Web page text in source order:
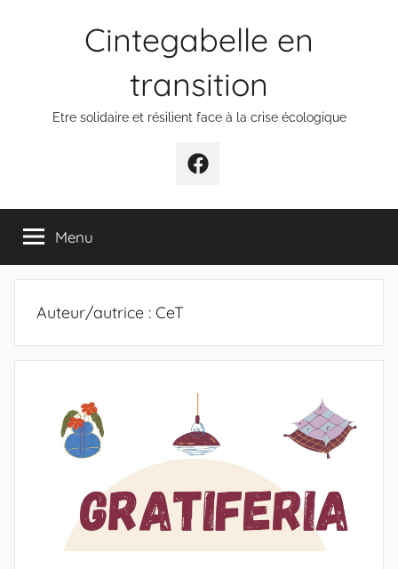
Cintegabelle en
transition
Etre solidaire et résilient face à la crise écologique
Facebook
Menu
Auteur/autrice : CeT